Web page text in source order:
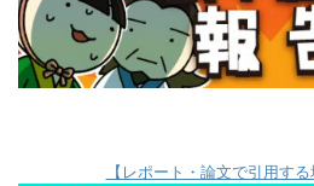
【レポート・論文で引用する